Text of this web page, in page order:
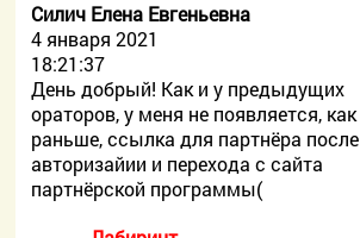
Силич Елена Евгеньевна
4 января 2021
18:21:37
День добрый! Как и у предыдущих
ораторов, у меня не появляется, как
раньше, ссылка для партнёра после
авторизайии и перехода с сайта
партнёрской программы(